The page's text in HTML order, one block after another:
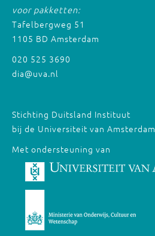
voor pakketten:
Tafelbergweg 51
1105 BD Amsterdam
020 525 3690
dia@uva.nl
Stichting Duitsland Instituut
bij de Universiteit van Amsterdam
Met ondersteuning van